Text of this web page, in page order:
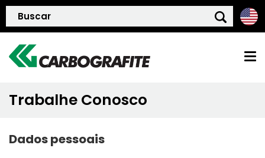
HOME
QUEM SOMOS
Trabalhe Conosco
Dados pessoais